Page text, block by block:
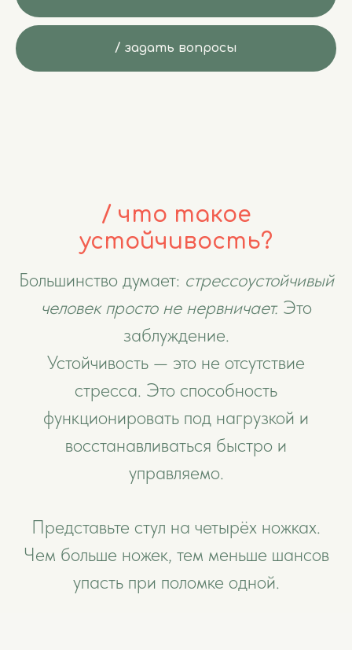
/ задать вопросы
/ что такое
устойчивость?
Большинство думает: стрессоустойчивый
человек просто не нервничает. Это
заблуждение.
Устойчивость — это не отсутствие
стресса. Это способность
функционировать под нагрузкой и
восстанавливаться быстро и
управляемо.
Представьте стул на четырёх ножках.
Чем больше ножек, тем меньше шансов
упасть при поломке одной.